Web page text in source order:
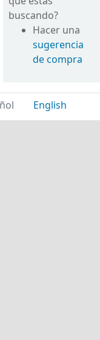
buscando?
Hacer una
sugerencia
de compra
English